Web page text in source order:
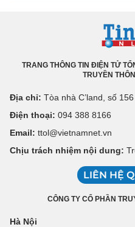
TRANG THÔNG TIN ĐIỆN TỬ
TRUYỀN
Địa chỉ: Tòa nhà C’land, số
Điện thoại: 094 388 8166
Email: ttol@vietnamnet.vn
Chịu trách nhiệm nội dung:
LIÊN HỆ
CÔNG TY CỔ PHẦN
Hà Nội